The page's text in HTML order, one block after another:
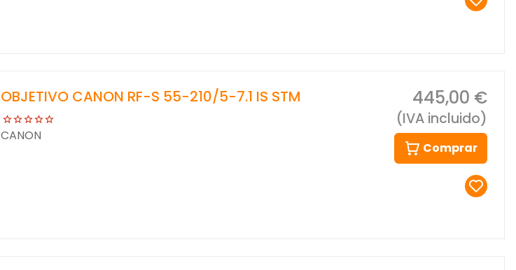
OBJETIVO CANON RF-S 55-210/5-7.1 IS STM
CANON
445,00 €
(IVA incluido)
Comprar